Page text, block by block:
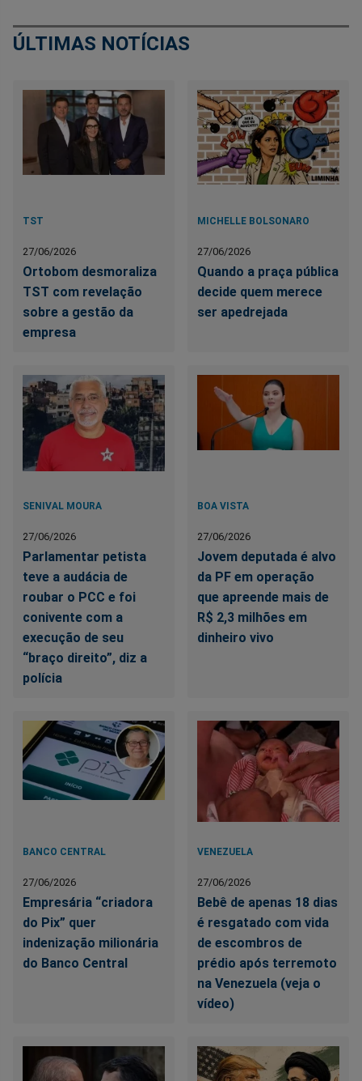
ÚLTIMAS NOTÍCIAS
TST
27/06/2026
Ortobom desmoraliza
TST com revelação
sobre a gestão da
empresa
MICHELLE BOLSONARO
27/06/2026
Quando a praça pública
decide quem merece
ser apedrejada
SENIVAL MOURA
27/06/2026
Parlamentar petista
teve a audácia de
roubar o PCC e foi
conivente com a
execução de seu
“braço direito”, diz a
polícia
BOA VISTA
27/06/2026
Jovem deputada é alvo
da PF em operação
que apreende mais de
R$ 2,3 milhões em
dinheiro vivo
BANCO CENTRAL
27/06/2026
Empresária “criadora
do Pix” quer
indenização milionária
do Banco Central
VENEZUELA
27/06/2026
Bebê de apenas 18 dias
é resgatado com vida
de escombros de
prédio após terremoto
na Venezuela (veja o
vídeo)